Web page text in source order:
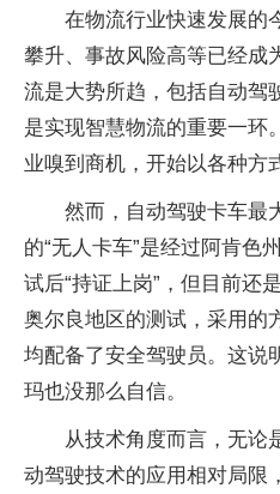
在物流行业快速发展的
攀升、事故风险高等已经成
流是大势所趋，包括自动驾
是实现智慧物流的重要一环
业嗅到商机，开始以各种方
然而，自动驾驶卡车最
的“无人卡车”是经过阿肯色
试后“持证上岗”，但目前还
奥尔良地区的测试，采用的
均配备了安全驾驶员。这说
玛也没那么自信。
从技术角度而言，无论
动驾驶技术的应用相对局限